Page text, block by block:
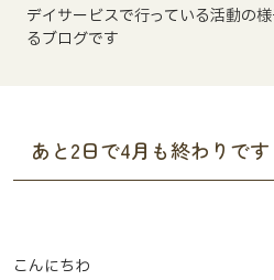
デイサービスで行っている活動の
るブログです
あと2日で4月も終わりです
こんにちわ